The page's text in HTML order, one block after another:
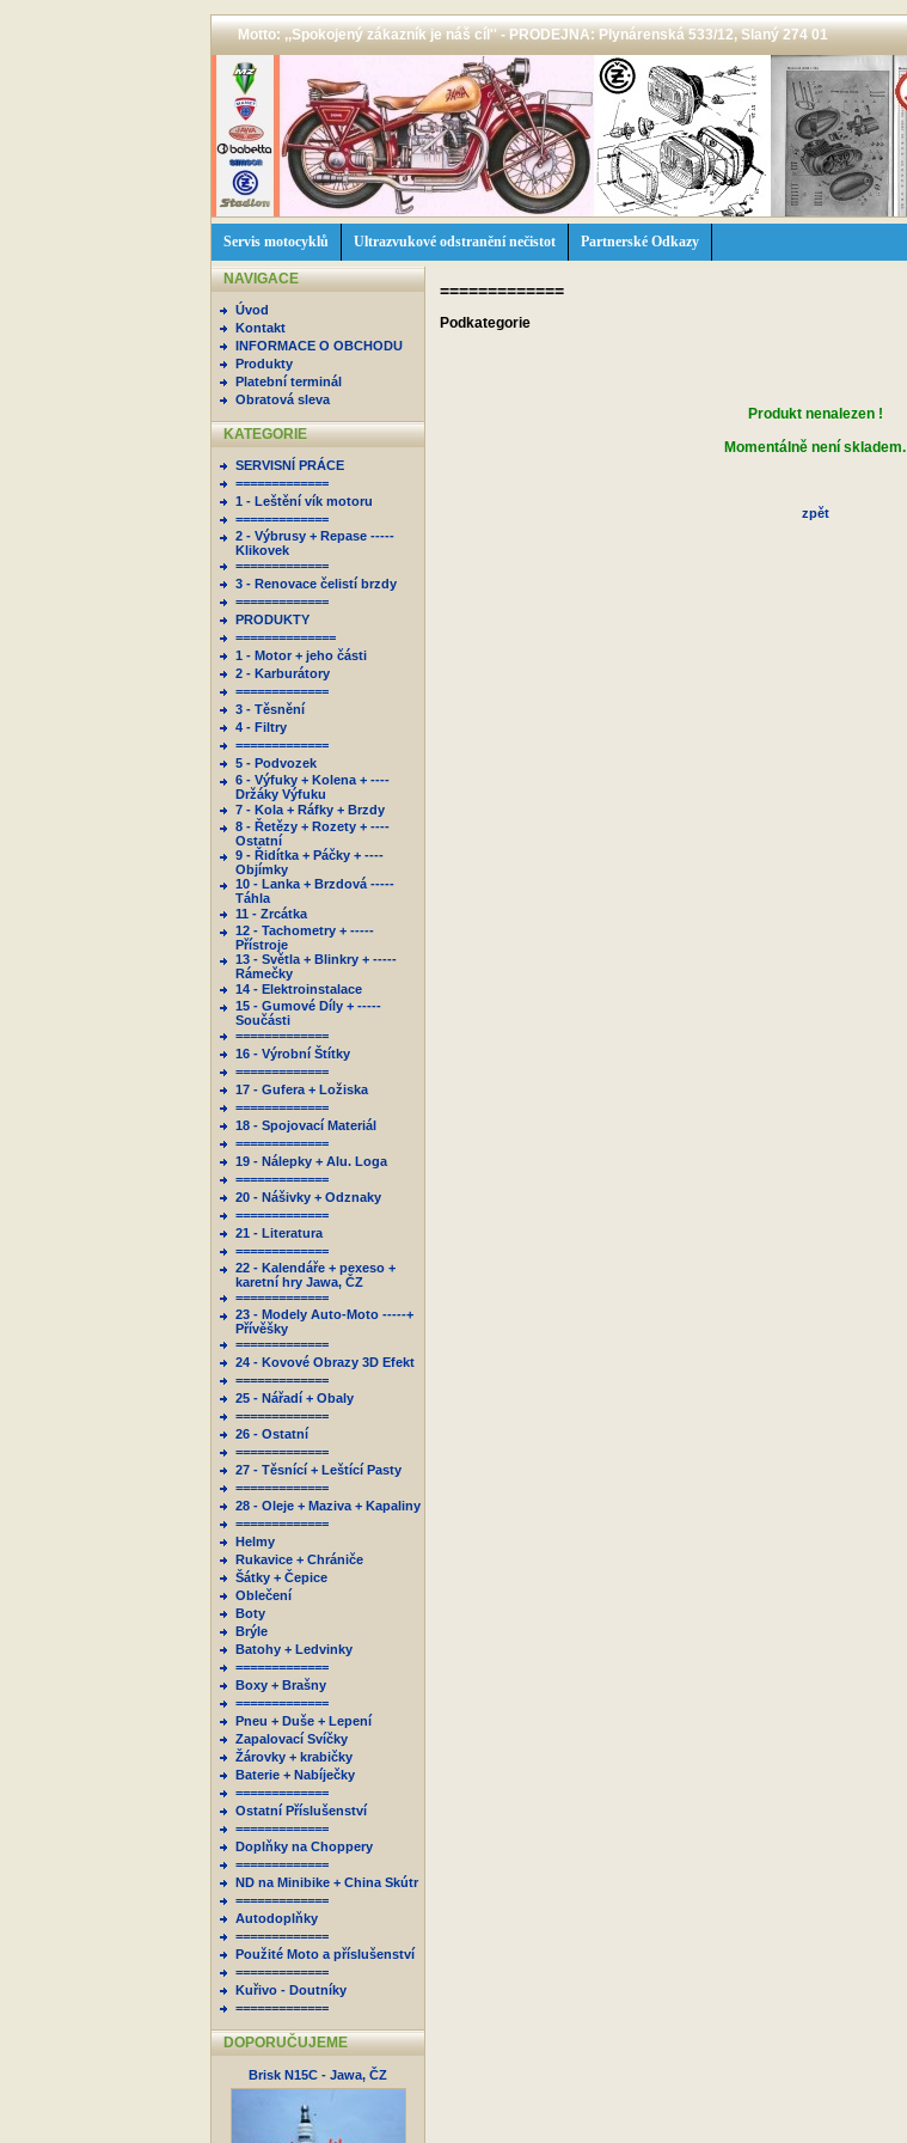
Motto: ,,Spokojený zákazník je náš cíl'' - PRODEJNA: Plynárenská 533/12, Slaný 274 01
Servis motocyklů Ultrazvukové odstranění nečistot Partnerské Odkazy
NAVIGACE
Úvod
Kontakt
INFORMACE O OBCHODU
Produkty
Platební terminál
Obratová sleva
KATEGORIE
SERVISNÍ PRÁCE
=============
1 - Leštění vík motoru
=============
2 - Výbrusy + Repase -----
Klikovek
=============
3 - Renovace čelistí brzdy
=============
PRODUKTY
==============
1 - Motor + jeho části
2 - Karburátory
=============
3 - Těsnění
4 - Filtry
=============
5 - Podvozek
6 - Výfuky + Kolena + ----
Držáky Výfuku
7 - Kola + Ráfky + Brzdy
8 - Řetězy + Rozety + ----
Ostatní
9 - Řidítka + Páčky + ----
Objímky
10 - Lanka + Brzdová -----
Táhla
11 - Zrcátka
12 - Tachometry + -----
Přístroje
13 - Světla + Blinkry + -----
Rámečky
14 - Elektroinstalace
15 - Gumové Díly + -----
Součásti
=============
16 - Výrobní Štítky
=============
17 - Gufera + Ložiska
=============
18 - Spojovací Materiál
=============
19 - Nálepky + Alu. Loga
=============
20 - Nášivky + Odznaky
=============
21 - Literatura
=============
22 - Kalendáře + pexeso +
karetní hry Jawa, ČZ
=============
23 - Modely Auto-Moto -----+
Přívěšky
=============
24 - Kovové Obrazy 3D Efekt
=============
25 - Nářadí + Obaly
=============
26 - Ostatní
=============
27 - Těsnící + Leštící Pasty
=============
28 - Oleje + Maziva + Kapaliny
=============
Helmy
Rukavice + Chrániče
Šátky + Čepice
Oblečení
Boty
Brýle
Batohy + Ledvinky
=============
Boxy + Brašny
=============
Pneu + Duše + Lepení
Zapalovací Svíčky
Žárovky + krabičky
Baterie + Nabíječky
=============
Ostatní Příslušenství
=============
Doplňky na Choppery
=============
ND na Minibike + China Skútr
=============
Autodoplňky
=============
Použité Moto a příslušenství
=============
Kuřivo - Doutníky
=============
DOPORUČUJEME
Brisk N15C - Jawa, ČZ
=============
Podkategorie
Produkt nenalezen !
Momentálně není skladem.
zpět